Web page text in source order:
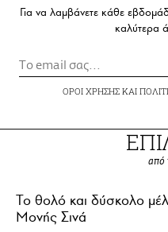
Για να λαμβάνετε κάθε
καλύτερα
ΟΡΟΙ ΧΡΗΣΗΣΚΑΙ
από
Το θολό και δύσκολο
Μονής Σινά